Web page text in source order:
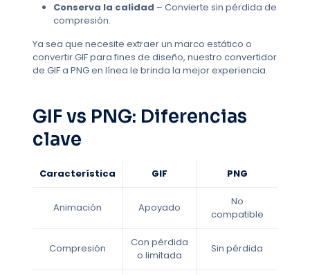
Conserva la calidad – Convierte sin pérdida de
compresión.
Ya sea que necesite extraer un marco estático o
convertir GIF para fines de diseño, nuestro convertidor
de GIF a PNG en línea le brinda la mejor experiencia.
GIF vs PNG: Diferencias
clave
Característica GIF PNG
Animación Apoyado
No
compatible
Compresión
Con pérdida
o limitada
Sin pérdida